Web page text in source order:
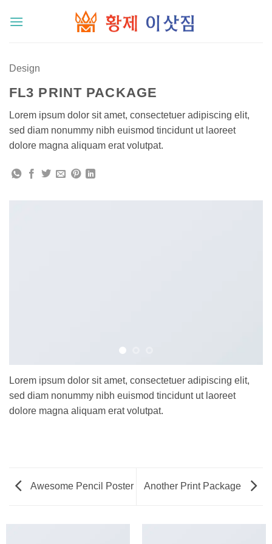
Design
FL3 PRINT PACKAGE
Lorem ipsum dolor sit amet, consectetuer adipiscing elit,
sed diam nonummy nibh euismod tincidunt ut laoreet
dolore magna aliquam erat volutpat.
Lorem ipsum dolor sit amet, consectetuer adipiscing elit,
sed diam nonummy nibh euismod tincidunt ut laoreet
dolore magna aliquam erat volutpat.
Awesome Pencil Poster Another Print Package